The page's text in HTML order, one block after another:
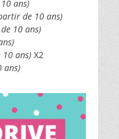
ans)
de 10 ans)
10 ans)
ans) X2
ans)